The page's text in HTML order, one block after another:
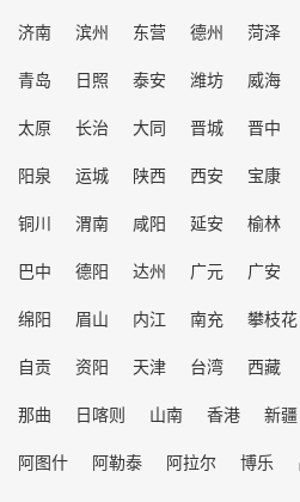
济南
滨州 东营 德州 菏泽
青岛
日照 泰安 潍坊 威海
太原
长治 大同 晋城 晋中
阳泉
运城 陕西 西安 宝康
铜川
渭南 咸阳 延安 榆林
巴中
德阳 达州 广元 广安
绵阳
眉山 内江 南充 攀枝花
自贡
资阳 天津 台湾 西藏
那曲
日喀则 山南 香港 新疆
阿图什
阿勒泰 阿拉尔 博乐